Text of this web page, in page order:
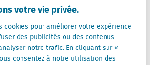
votre vie privée.
cookies pour améliorer votre expérience
des publicités ou des contenus
notre trafic. En cliquant sur «
consentez à notre utilisation des